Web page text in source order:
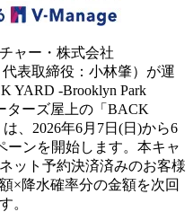
ャー・株式会社
表取締役：小林肇）が運
YARD -Brooklyn Park
ターズ屋上の「BACK
は、2026年6月7日(日)から6
ーンを開始します。本キャ
ット予約決済済みのお客様
×降水確率分の金額を次回
。